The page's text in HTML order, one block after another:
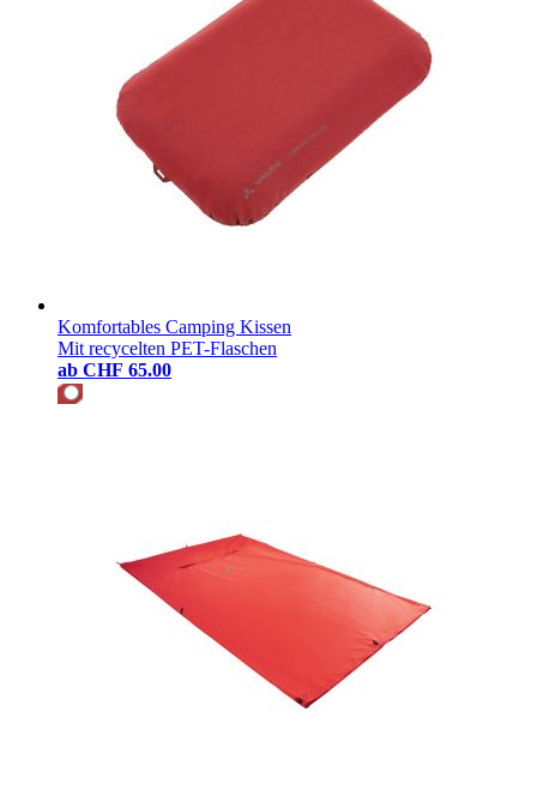
Komfortables Camping Kissen
Mit recycelten PET-Flaschen
ab CHF 65.00